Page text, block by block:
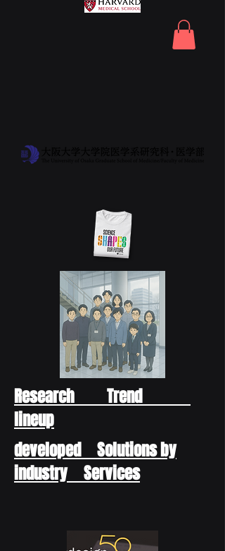
Research Trend
lineup
developed Solutions by
industry Services